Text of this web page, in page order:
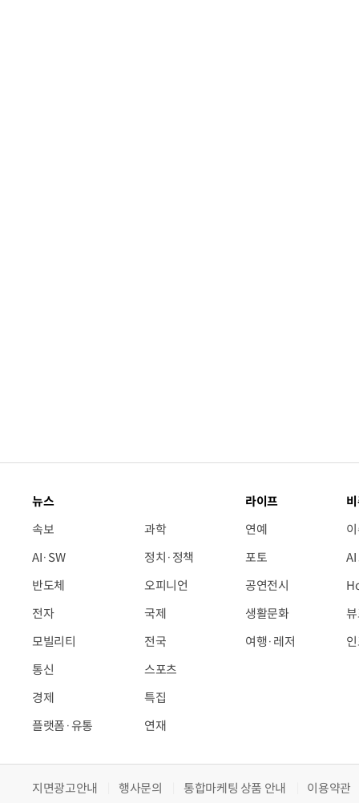
뉴스
속보
AI·SW
반도체
전자
모빌리티
통신
경제
플랫폼·유통
과학
정치·정책
오피니언
국제
전국
스포츠
특집
연재
라이프
연예
포토
공연전시
생활문화
여행·레저
지면광고안내 행사문의 통합마케팅 상품 안내 이용약관